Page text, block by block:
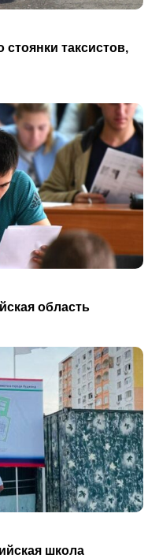
таксистов,
область
школа